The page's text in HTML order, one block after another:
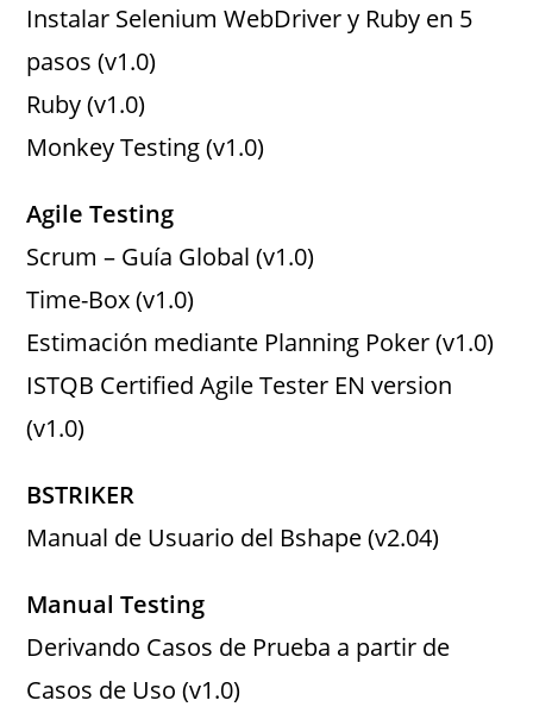
Instalar Selenium WebDriver y Ruby en 5
pasos (v1.0)
Ruby (v1.0)
Monkey Testing (v1.0)
Agile Testing
Scrum – Guía Global (v1.0)
Time-Box (v1.0)
Estimación mediante Planning Poker (v1.0)
ISTQB Certified Agile Tester EN version
(v1.0)
BSTRIKER
Manual de Usuario del Bshape (v2.04)
Manual Testing
Derivando Casos de Prueba a partir de
Casos de Uso (v1.0)